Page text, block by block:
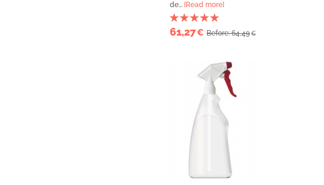
de... [Read more]
61,27€ Before: 64,49€